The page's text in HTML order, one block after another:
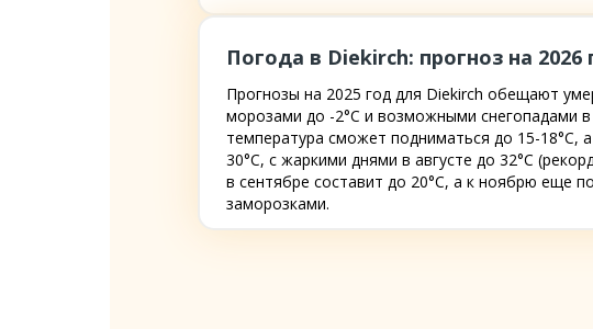
Погода в Diekirch: прогноз на 2026
Прогнозы на 2025 год для Diekirch обещают
морозами до -2°C и возможными снегопадами
температура сможет подниматься до 15-18°C,
30°C, с жаркими днями в августе до 32°C
в сентябре составит до 20°C, а к ноябрю еще
заморозками.